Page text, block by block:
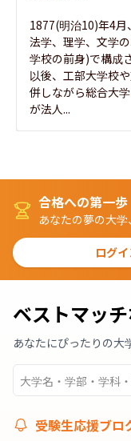
1877(明治10)年4月
法学、理学、文学
学校の前身)で構成
以後、工部大学校
併しながら総合大
が法人...
合格への第一歩
あなたの夢の大学
ログ
ベストマッ
あなたにぴったりの大
受験生応援ブロ